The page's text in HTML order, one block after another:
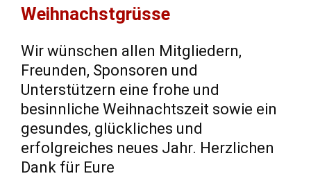
Weihnachstgrüsse
Wir wünschen allen Mitgliedern,
Freunden, Sponsoren und
Unterstützern eine frohe und
besinnliche Weihnachtszeit sowie ein
gesundes, glückliches und
erfolgreiches neues Jahr. Herzlichen
Dank für Eure